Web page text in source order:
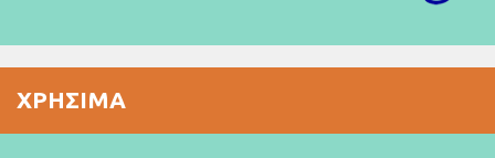
ΧΡΉΣΙΜΑ